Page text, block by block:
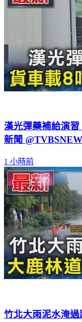
漢光彈藥補給演
新聞
1 小時前
竹北大雨泥水淹過